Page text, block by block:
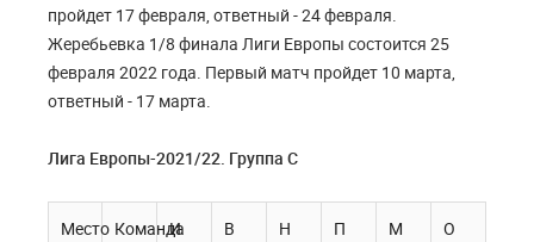
пройдет 17 февраля, ответный - 24 февраля.
Жеребьевка 1/8 финала Лиги Европы состоится 25
февраля 2022 года. Первый матч пройдет 10 марта,
ответный - 17 марта.
Лига Европы-2021/22. Группа С
Место Команда
И В Н П М О